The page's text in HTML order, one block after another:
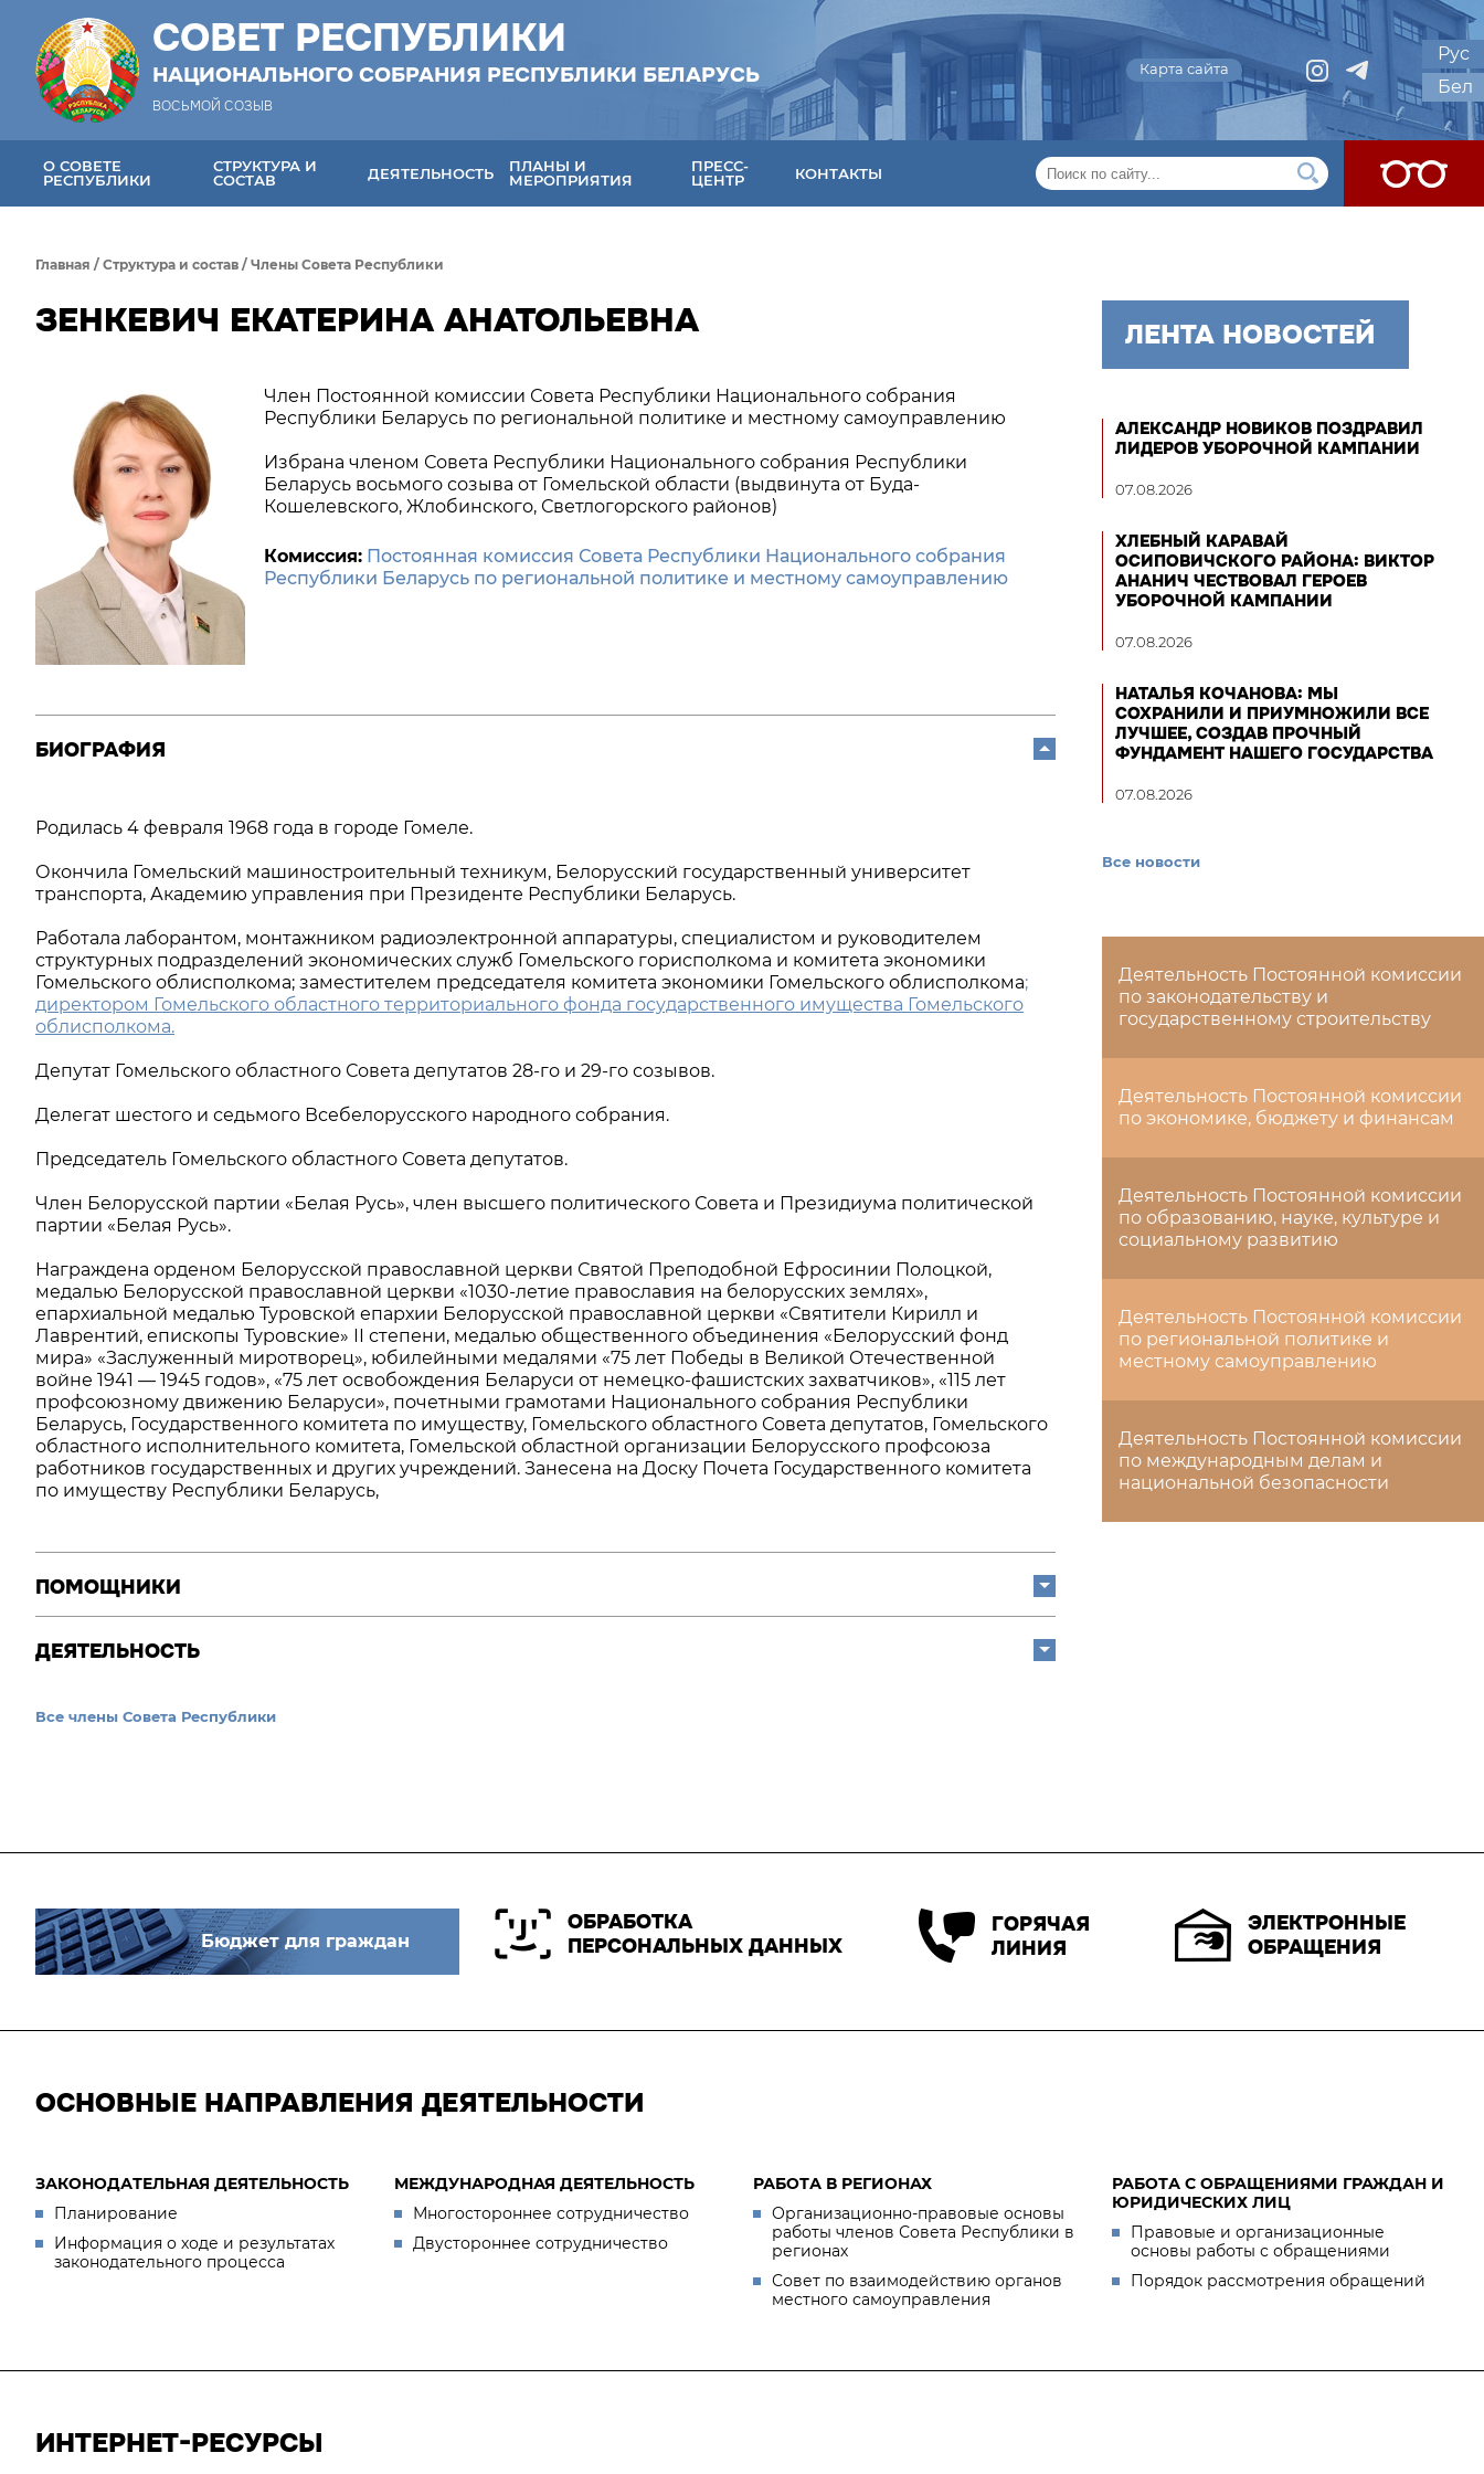
СОВЕТ РЕСПУБЛИКИ
НАЦИОНАЛЬНОГО СОБРАНИЯ РЕСПУБЛИКИ БЕЛАРУСЬ
ВОСЬМОЙ СОЗЫВ
Карта сайта
Рус
Бел
О СОВЕТЕ
РЕСПУБЛИКИ
СТРУКТУРА И
СОСТАВ
ДЕЯТЕЛЬНОСТЬ
ПЛАНЫ И
МЕРОПРИЯТИЯ
ПРЕСС-
ЦЕНТР
КОНТАКТЫ
Главная / Структура и состав / Члены Совета Республики
ЗЕНКЕВИЧ ЕКАТЕРИНА АНАТОЛЬЕВНА
Член Постоянной комиссии Совета Республики Национального собрания
Республики Беларусь по региональной политике и местному самоуправлению
Избрана членом Совета Республики Национального собрания Республики
Беларусь восьмого созыва от Гомельской области (выдвинута от Буда-
Кошелевского, Жлобинского, Светлогорского районов)
Комиссия: Постоянная комиссия Совета Республики Национального собрания
Республики Беларусь по региональной политике и местному самоуправлению
БИОГРАФИЯ
Родилась 4 февраля 1968 года в городе Гомеле.
Окончила Гомельский машиностроительный техникум, Белорусский государственный университет
транспорта, Академию управления при Президенте Республики Беларусь.
Работала лаборантом, монтажником радиоэлектронной аппаратуры, специалистом и руководителем
структурных подразделений экономических служб Гомельского горисполкома и комитета экономики
Гомельского облисполкома; заместителем председателя комитета экономики Гомельского облисполкома;
директором Гомельского областного территориального фонда государственного имущества Гомельского
облисполкома.
Депутат Гомельского областного Совета депутатов 28-го и 29-го созывов.
Делегат шестого и седьмого Всебелорусского народного собрания.
Председатель Гомельского областного Совета депутатов.
Член Белорусской партии «Белая Русь», член высшего политического Совета и Президиума политической
партии «Белая Русь».
Награждена орденом Белорусской православной церкви Святой Преподобной Ефросинии Полоцкой,
медалью Белорусской православной церкви «1030-летие православия на белорусских землях»,
епархиальной медалью Туровской епархии Белорусской православной церкви «Святители Кирилл и
Лаврентий, епископы Туровские» ІІ степени, медалью общественного объединения «Белорусский фонд
мира» «Заслуженный миротворец», юбилейными медалями «75 лет Победы в Великой Отечественной
войне 1941 — 1945 годов», «75 лет освобождения Беларуси от немецко-фашистских захватчиков», «115 лет
профсоюзному движению Беларуси», почетными грамотами Национального собрания Республики
Беларусь, Государственного комитета по имуществу, Гомельского областного Совета депутатов, Гомельского
областного исполнительного комитета, Гомельской областной организации Белорусского профсоюза
работников государственных и других учреждений. Занесена на Доску Почета Государственного комитета
по имуществу Республики Беларусь,
ПОМОЩНИКИ
ДЕЯТЕЛЬНОСТЬ
Все члены Совета Республики
ЛЕНТА НОВОСТЕЙ
АЛЕКСАНДР НОВИКОВ ПОЗДРАВИЛ
ЛИДЕРОВ УБОРОЧНОЙ КАМПАНИИ
07.08.2026
ХЛЕБНЫЙ КАРАВАЙ
ОСИПОВИЧСКОГО РАЙОНА: ВИКТОР
АНАНИЧ ЧЕСТВОВАЛ ГЕРОЕВ
УБОРОЧНОЙ КАМПАНИИ
07.08.2026
НАТАЛЬЯ КОЧАНОВА: МЫ
СОХРАНИЛИ И ПРИУМНОЖИЛИ ВСЕ
ЛУЧШЕЕ, СОЗДАВ ПРОЧНЫЙ
ФУНДАМЕНТ НАШЕГО ГОСУДАРСТВА
07.08.2026
Все новости
Деятельность Постоянной комиссии
по законодательству и
государственному строительству
Деятельность Постоянной комиссии
по экономике, бюджету и финансам
Деятельность Постоянной комиссии
по образованию, науке, культуре и
социальному развитию
Деятельность Постоянной комиссии
по региональной политике и
местному самоуправлению
Деятельность Постоянной комиссии
по международным делам и
национальной безопасности
Бюджет для граждан
ОБРАБОТКА
ПЕРСОНАЛЬНЫХ ДАННЫХ
ГОРЯЧАЯ
ЛИНИЯ
ЭЛЕКТРОННЫЕ
ОБРАЩЕНИЯ
ОСНОВНЫЕ НАПРАВЛЕНИЯ ДЕЯТЕЛЬНОСТИ
ЗАКОНОДАТЕЛЬНАЯ ДЕЯТЕЛЬНОСТЬ
Планирование
Информация о ходе и результатах
законодательного процесса
МЕЖДУНАРОДНАЯ ДЕЯТЕЛЬНОСТЬ
Многостороннее сотрудничество
Двустороннее сотрудничество
РАБОТА В РЕГИОНАХ
Организационно-правовые основы
работы членов Совета Республики в
регионах
Совет по взаимодействию органов
местного самоуправления
РАБОТА С ОБРАЩЕНИЯМИ ГРАЖДАН И
ЮРИДИЧЕСКИХ ЛИЦ
Правовые и организационные
основы работы с обращениями
Порядок рассмотрения обращений
ИНТЕРНЕТ-РЕСУРСЫ